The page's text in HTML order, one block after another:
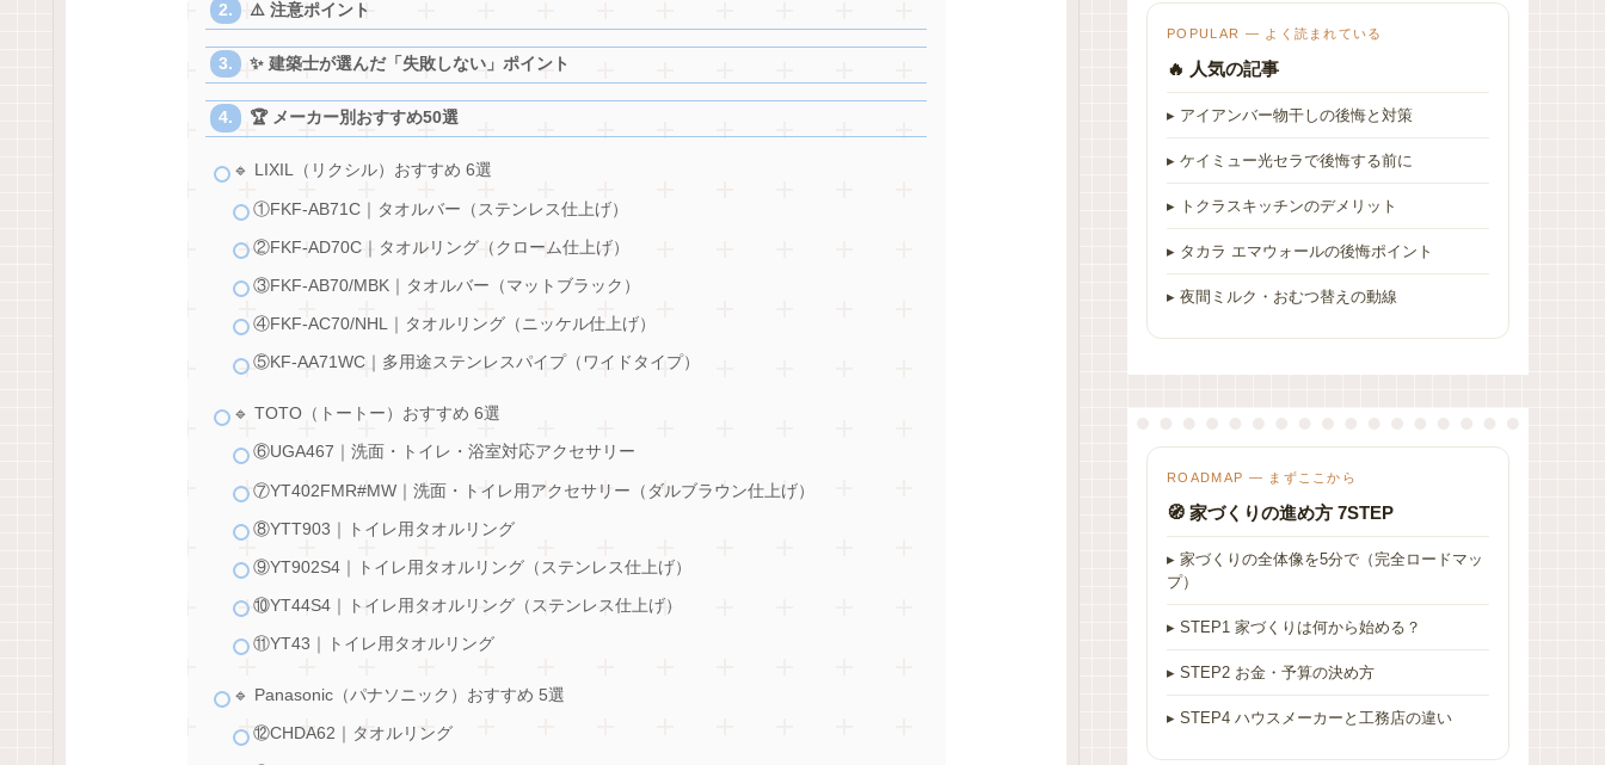
⚠️ 注意ポイント
✨ 建築士が選んだ「失敗しない」ポイント
🏆 メーカー別おすすめ50選
🔹 LIXIL（リクシル）おすすめ 6選
①FKF-AB71C｜タオルバー（ステンレス仕上げ）
②FKF-AD70C｜タオルリング（クローム仕上げ）
③FKF-AB70/MBK｜タオルバー（マットブラック）
④FKF-AC70/NHL｜タオルリング（ニッケル仕上げ）
⑤KF-AA71WC｜多用途ステンレスパイプ（ワイドタイプ）
🔹 TOTO（トートー）おすすめ 6選
⑥UGA467｜洗面・トイレ・浴室対応アクセサリー
⑦YT402FMR#MW｜洗面・トイレ用アクセサリー（ダルブラウン仕上げ）
⑧YTT903｜トイレ用タオルリング
⑨YT902S4｜トイレ用タオルリング（ステンレス仕上げ）
⑩YT44S4｜トイレ用タオルリング（ステンレス仕上げ）
⑪YT43｜トイレ用タオルリング
🔹 Panasonic（パナソニック）おすすめ 5選
⑫CHDA62｜タオルリング
POPULAR — よく読まれている
🔥 人気の記事
▸ アイアンバー物干しの後悔と対策
▸ ケイミュー光セラで後悔する前に
▸ トクラスキッチンのデメリット
▸ タカラ エマウォールの後悔ポイント
▸ 夜間ミルク・おむつ替えの動線
ROADMAP — まずここから
🧭 家づくりの進め方 7STEP
▸ 家づくりの全体像を5分で（完全ロードマッ
プ）
▸ STEP1 家づくりは何から始める？
▸ STEP2 お金・予算の決め方
▸ STEP4 ハウスメーカーと工務店の違い